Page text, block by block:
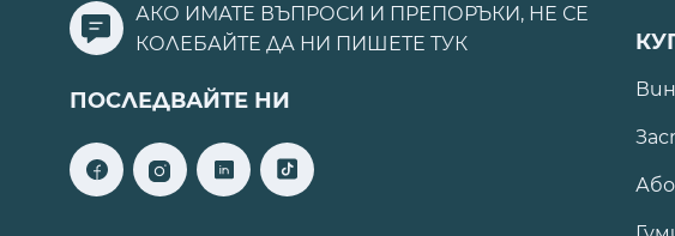
АКО ИМАТЕ ВЪПРОСИ И ПРЕПОРЪКИ, НЕ СЕ
КОЛЕБАЙТЕ ДА НИ ПИШЕТЕ ТУК
ПОСЛЕДВАЙТЕ НИ